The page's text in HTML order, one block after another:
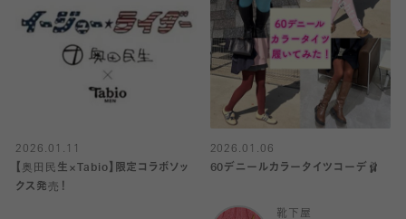
2026.01.11
【奥田民生×Tabio】限定コラボソッ
クス発売！
2026.01.06
60デニールカラータイツコーデ🩰
靴下屋